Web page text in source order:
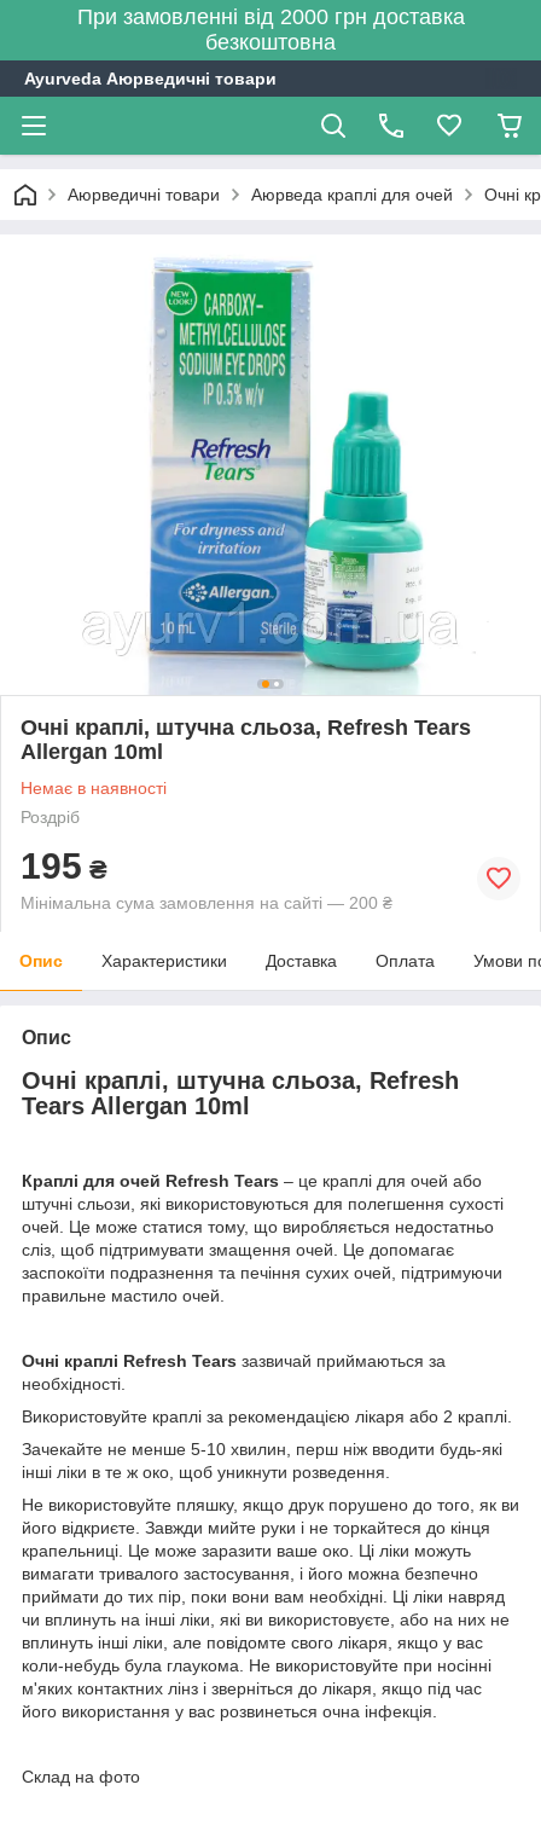
При замовленні від 2000 грн доставка
безкоштовна
Ayurveda Аюрведичні товари
Аюрведичні товари Аюрведа краплі для очей Очні
Очні краплі, штучна сльоза, Refresh Tears
Allergan 10ml
Немає в наявності
Роздріб
195 ₴
Мінімальна сума замовлення на сайті — 200 ₴
Опис Характеристики Доставка Оплата Умови
Опис
Очні краплі, штучна сльоза, Refresh
Tears Allergan 10ml
Краплі для очей Refresh Tears – це краплі для очей або
штучні сльози, які використовуються для полегшення сухості
очей. Це може статися тому, що виробляється недостатньо
сліз, щоб підтримувати змащення очей. Це допомагає
заспокоїти подразнення та печіння сухих очей, підтримуючи
правильне мастило очей.
Очні краплі Refresh Tears зазвичай приймаються за
необхідності.
Використовуйте краплі за рекомендацією лікаря або 2 краплі.
Зачекайте не менше 5-10 хвилин, перш ніж вводити будь-які
інші ліки в те ж око, щоб уникнути розведення.
Не використовуйте пляшку, якщо друк порушено до того, як ви
його відкриєте. Завжди мийте руки і не торкайтеся до кінця
крапельниці. Це може заразити ваше око. Ці ліки можуть
вимагати тривалого застосування, і його можна безпечно
приймати до тих пір, поки вони вам необхідні. Ці ліки навряд
чи вплинуть на інші ліки, які ви використовуєте, або на них не
вплинуть інші ліки, але повідомте свого лікаря, якщо у вас
коли-небудь була глаукома. Не використовуйте при носінні
м'яких контактних лінз і зверніться до лікаря, якщо під час
його використання у вас розвинеться очна інфекція.
Склад на фото